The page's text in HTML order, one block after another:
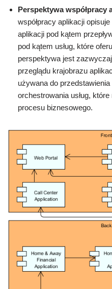
Perspektywa współpracy
współpracy aplikacji
aplikacji pod kątem
pod kątem usług, które
perspektywa jest
przeglądu krajobrazu
używana do
orchestrowania usług,
procesu biznesowego.